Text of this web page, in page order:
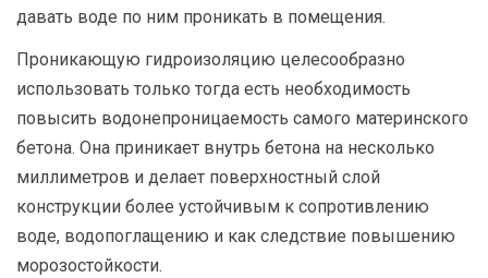
давать воде по ним проникать в помещения.
Проникающую гидроизоляцию целесообразно
использовать только тогда есть необходимость
повысить водонепроницаемость самого материнского
бетона. Она приникает внутрь бетона на несколько
миллиметров и делает поверхностный слой
конструкции более устойчивым к сопротивлению
воде, водопоглащению и как следствие повышению
морозостойкости.